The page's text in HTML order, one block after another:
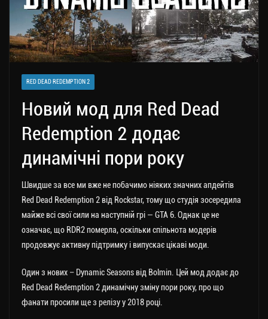
RED DEAD REDEMPTION 2
Новий мод для Red Dead
Redemption 2 додає
динамічні пори року
Швидше за все ми вже не побачимо ніяких значних апдейтів
Red Dead Redemption 2 від Rockstar, тому що студія зосередила
майже всі свої сили на наступній грі — GTA 6. Однак це не
означає, що RDR2 померла, оскільки спільнота модерів
продовжує активну підтримку і випускає цікаві моди.
Один з нових – Dynamic Seasons від Bolmin. Цей мод додає до
Red Dead Redemption 2 динамічну зміну пори року, про що
фанати просили ще з релізу у 2018 році.